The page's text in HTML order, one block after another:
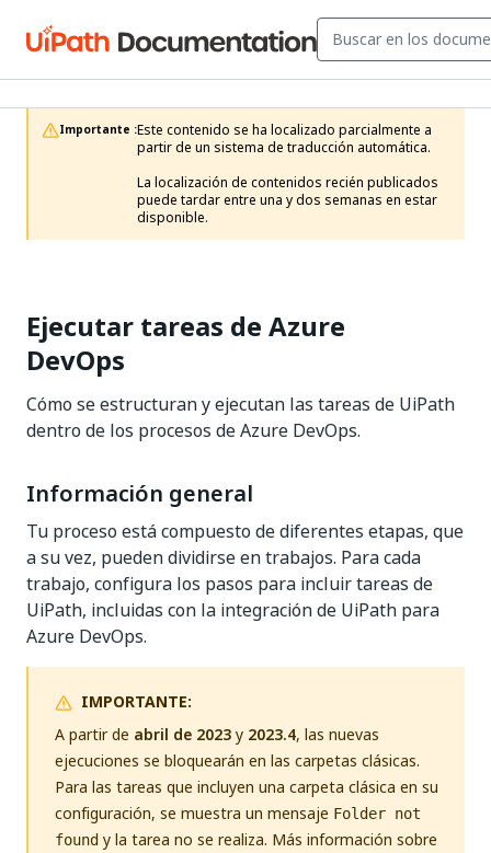
Importante :Este contenido se ha localizado parcialmente a
partir de un sistema de traducción automática.
La localización de contenidos recién publicados
puede tardar entre una y dos semanas en estar
disponible.
Ejecutar tareas de Azure
DevOps
Cómo se estructuran y ejecutan las tareas de UiPath
dentro de los procesos de Azure DevOps.
Información general
Tu proceso está compuesto de diferentes etapas, que
a su vez, pueden dividirse en trabajos. Para cada
trabajo, configura los pasos para incluir tareas de
UiPath, incluidas con la integración de UiPath para
Azure DevOps.
IMPORTANTE:
A partir de abril de 2023y 2023.4, las nuevas
ejecuciones se bloquearán en las carpetas clásicas.
Para las tareas que incluyen una carpeta clásica en su
configuración, se muestra un mensaje Folder not
found y la tarea no se realiza. Más información sobre